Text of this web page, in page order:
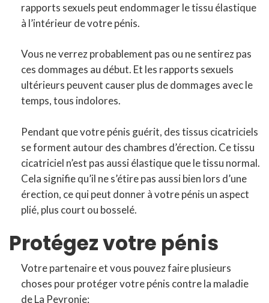
rapports sexuels peut endommager le tissu élastique
à l’intérieur de votre pénis.
Vous ne verrez probablement pas ou ne sentirez pas
ces dommages au début. Et les rapports sexuels
ultérieurs peuvent causer plus de dommages avec le
temps, tous indolores.
Pendant que votre pénis guérit, des tissus cicatriciels
se forment autour des chambres d’érection. Ce tissu
cicatriciel n’est pas aussi élastique que le tissu normal.
Cela signifie qu’il ne s’étire pas aussi bien lors d’une
érection, ce qui peut donner à votre pénis un aspect
plié, plus court ou bosselé.
Protégez votre pénis
Votre partenaire et vous pouvez faire plusieurs
choses pour protéger votre pénis contre la maladie
de La Peyronie: